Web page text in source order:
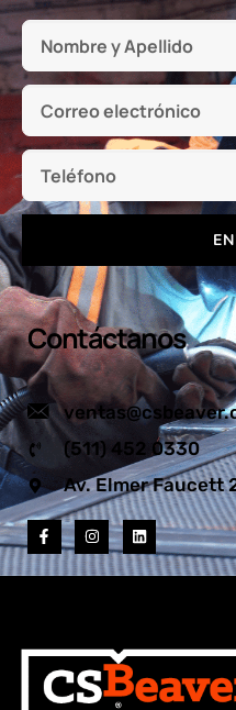
Contáctanos
(511) 452 0330
Av. Elmer Faucett